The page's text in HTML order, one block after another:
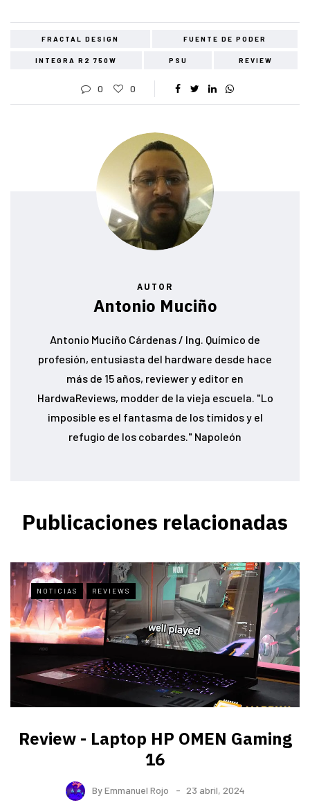
FRACTAL DESIGN FUENTE DE PODER
INTEGRA R2 750W PSU REVIEW
0 0
AUTOR
Antonio Muciño
Antonio Muciño Cárdenas / Ing. Químico de
profesión, entusiasta del hardware desde hace
más de 15 años, reviewer y editor en
HardwaReviews, modder de la vieja escuela. "Lo
imposible es el fantasma de los tímidos y el
refugio de los cobardes." Napoleón
Publicaciones relacionadas
NOTICIAS REVIEWS
Review - Laptop HP OMEN Gaming
16
ByEmmanuel Rojo 23 abril, 2024